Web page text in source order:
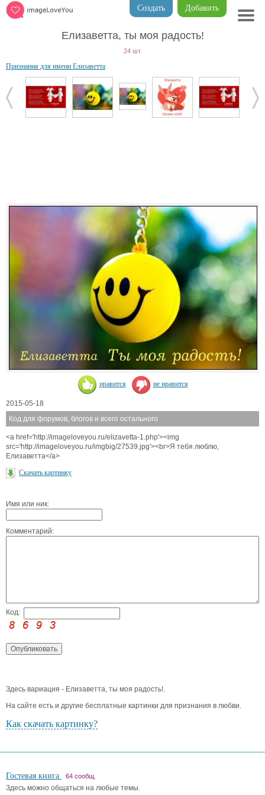
Добавить
Создать
Елизаветта, ты моя радость!
24 шт.
Признания для имени Елизаветта
нравится не нравится
2015-05-18
Код для форумов, блогов и всего остального
<a href='http://imageloveyou.ru/elizavetta-1.php'><img
src='http://imageloveyou.ru/imgbig/27539.jpg'><br>Я тебя люблю,
Елизаветта</a>
Скачать картинку
Имя или ник:
Комментарий:
Код:
Здесь вариация - Елизаветта, ты моя радость!.
На сайте есть и другие бесплатные картинки для признания в любви.
Как скачать картинку?
Гостевая книга 64 сообщ.
Здесь можно общаться на любые темы.